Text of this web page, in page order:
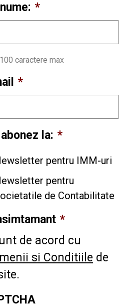
*
caractere max
*
la: *
pentru IMM-uri
pentru
de Contabilitate
*
de acord cu
si Conditiile de